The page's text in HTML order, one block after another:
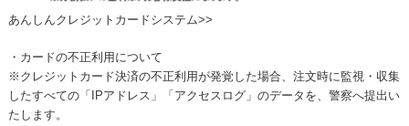
あんしんクレジットカードシステム>>
・カードの不正利用について
※クレジットカード決済の不正利用が発覚した場合、注文時に監視・収集
したすべての「IPアドレス」「アクセスログ」のデータを、警察へ提出い
たします。